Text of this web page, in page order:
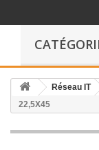
Réseau IT
22,5X45